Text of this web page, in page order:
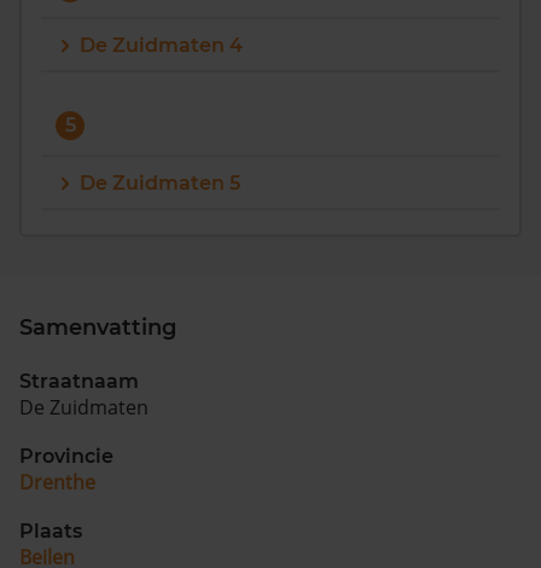
Maandag t/m vrijdag - 08:00 -18:00
De Zuidmaten 4
5
De Zuidmaten 5
Samenvatting
Straatnaam
De Zuidmaten
Provincie
Drenthe
Plaats
Beilen